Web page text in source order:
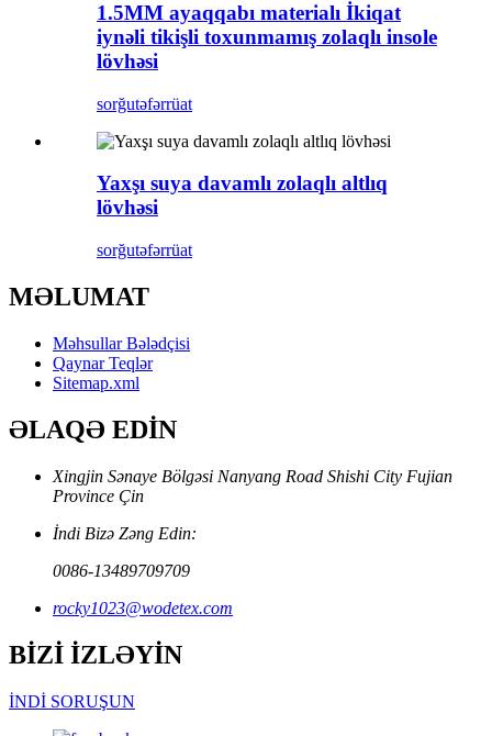
1.5MM ayaqqabı materialı İkiqat
iynəli tikişli toxunmamış zolaqlı insole
lövhəsi
sorğutəfərrüat
Yaxşı suya davamlı zolaqlı altlıq
lövhəsi
sorğutəfərrüat
MƏLUMAT
Məhsullar Bələdçisi
Qaynar Teqlər
Sitemap.xml
ƏLAQƏ EDİN
Xingjin Sənaye Bölgəsi Nanyang Road Shishi City Fujian
Province Çin
İndi Bizə Zəng Edin:
0086-13489709709
rocky1023@wodetex.com
BİZİ İZLƏYİN
İNDİ SORUŞUN